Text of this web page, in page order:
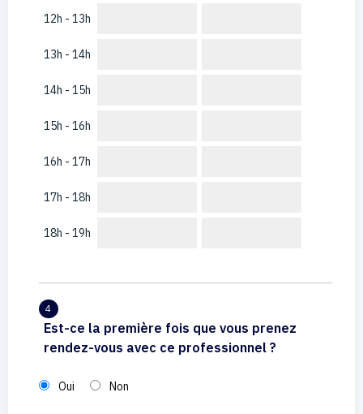
12h - 13h
13h - 14h
14h - 15h
15h - 16h
16h - 17h
17h - 18h
18h - 19h
4
Est-ce la première fois que vous prenez
rendez-vous avec ce professionnel ?
Oui Non